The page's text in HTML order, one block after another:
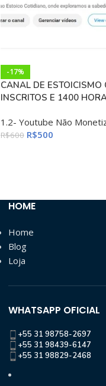
-17%
CANAL DE ESTOICISMO
INSCRITOS E 1400
1.2- Youtube Não
R$600 R$500
HOME
Home
Blog
Loja
WHATSAPP OFICIAL
+55 31 98758-2697
+55 31 98439-6147
+55 31 98829-2468